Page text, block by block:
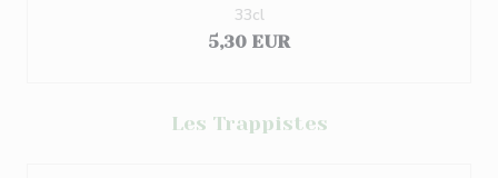
5,30 EUR
33cl
Les Trappistes